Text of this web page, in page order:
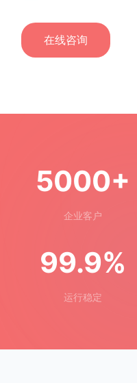
在线咨询
5000+
企业客户
99.9%
运行稳定